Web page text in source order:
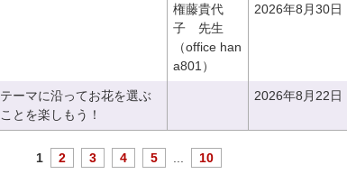
権藤貴代
子 先生
（office han
a801）
2026年8月30日
テーマに沿ってお花を選ぶ
ことを楽しもう！
2026年8月22日
1 2 3 4 5 10